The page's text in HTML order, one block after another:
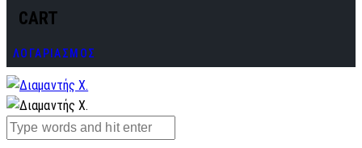
CART
ΛΟΓΑΡΙΑΣΜΟΣ